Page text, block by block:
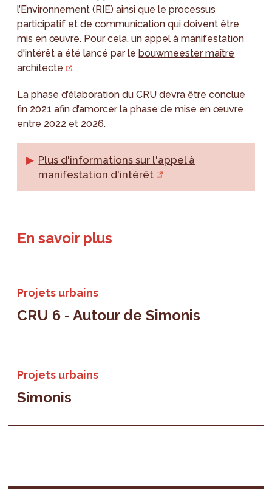
l’Environnement (RIE) ainsi que le processus
participatif et de communication qui doivent être
mis en œuvre. Pour cela, un appel à manifestation
d'intérêt a été lancé par lebouwmeester maître
architecte
.
La phase d’élaboration du CRU devra être conclue
fin 2021 afin d’amorcer la phase de mise en œuvre
entre 2022 et 2026.
Plus d'informations sur l'appel à
manifestation d'intérêt
En savoir plus
Projets urbains
CRU 6 - Autour de Simonis
Projets urbains
Simonis